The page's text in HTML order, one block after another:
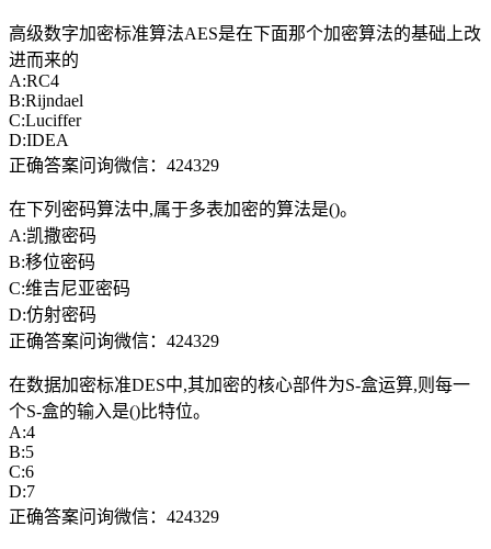
高级数字加密标准算法AES是在下面那个加密算法的基础上改
进而来的
A:RC4
B:Rijndael
C:Luciffer
D:IDEA
正确答案问询微信：424329
在下列密码算法中,属于多表加密的算法是()。
A:凯撒密码
B:移位密码
C:维吉尼亚密码
D:仿射密码
正确答案问询微信：424329
在数据加密标准DES中,其加密的核心部件为S-盒运算,则每一
个S-盒的输入是()比特位。
A:4
B:5
C:6
D:7
正确答案问询微信：424329